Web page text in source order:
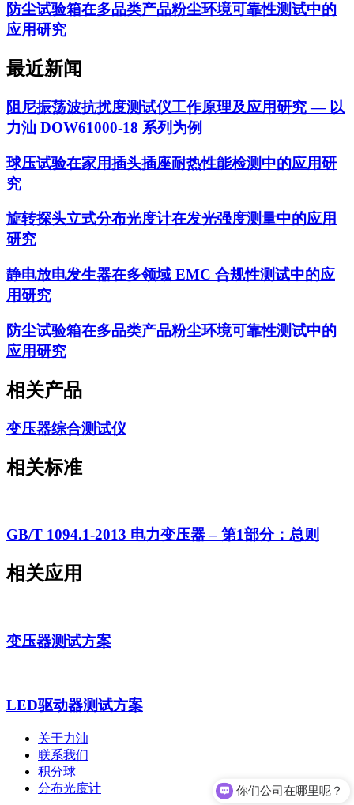
防尘试验箱在多品类产品粉尘环境可靠性测试中的
应用研究
最近新闻
阻尼振荡波抗扰度测试仪工作原理及应用研究 — 以
力汕 DOW61000-18 系列为例
球压试验在家用插头插座耐热性能检测中的应用研
究
旋转探头立式分布光度计在发光强度测量中的应用
研究
静电放电发生器在多领域 EMC 合规性测试中的应
用研究
防尘试验箱在多品类产品粉尘环境可靠性测试中的
应用研究
相关产品
变压器综合测试仪
相关标准
GB/T 1094.1-2013 电力变压器 – 第1部分：总则
相关应用
变压器测试方案
LED驱动器测试方案
关于力汕
联系我们
积分球
分布光度计
你们公司在哪里呢？